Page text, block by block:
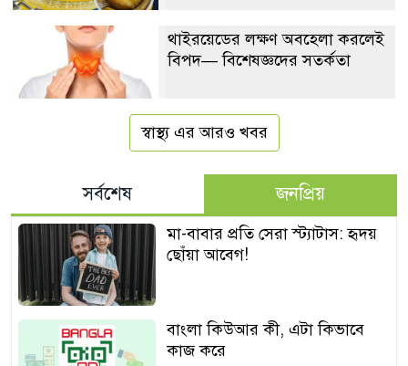
থাইরয়েডের লক্ষণ অবহেলা করলেই
বিপদ— বিশেষজ্ঞদের সতর্কতা
স্বাস্থ্য এর আরও খবর
সর্বশেষ জনপ্রিয়
মা-বাবার প্রতি সেরা স্ট্যাটাস: হৃদয়
ছোঁয়া আবেগ!
বাংলা কিউআর কী, এটা কিভাবে
কাজ করে